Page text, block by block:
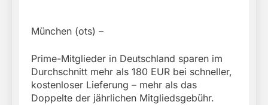
München (ots) –
Prime-Mitglieder in Deutschland sparen im
Durchschnitt mehr als 180 EUR bei schneller,
kostenloser Lieferung – mehr als das
Doppelte der jährlichen Mitgliedsgebühr.